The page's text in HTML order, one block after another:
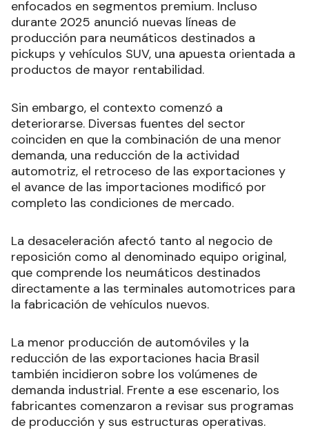
enfocados en segmentos premium. Incluso
durante 2025 anunció nuevas líneas de
producción para neumáticos destinados a
pickups y vehículos SUV, una apuesta orientada a
productos de mayor rentabilidad.
Sin embargo, el contexto comenzó a
deteriorarse. Diversas fuentes del sector
coinciden en que la combinación de una menor
demanda, una reducción de la actividad
automotriz, el retroceso de las exportaciones y
el avance de las importaciones modificó por
completo las condiciones de mercado.
La desaceleración afectó tanto al negocio de
reposición como al denominado equipo original,
que comprende los neumáticos destinados
directamente a las terminales automotrices para
la fabricación de vehículos nuevos.
La menor producción de automóviles y la
reducción de las exportaciones hacia Brasil
también incidieron sobre los volúmenes de
demanda industrial. Frente a ese escenario, los
fabricantes comenzaron a revisar sus programas
de producción y sus estructuras operativas.